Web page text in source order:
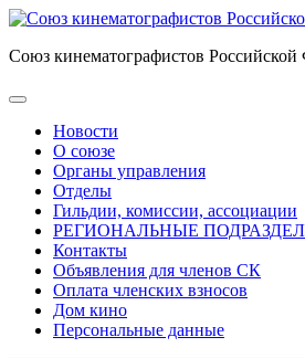
Союз кинематографистов Российской
Новости
О союзе
Органы управления
Отделы
Гильдии, комиссии, ассоциации
РЕГИОНАЛЬНЫЕ
Контакты
Объявления для членов СК
Оплата членских взносов
Дом кино
Персональные данные